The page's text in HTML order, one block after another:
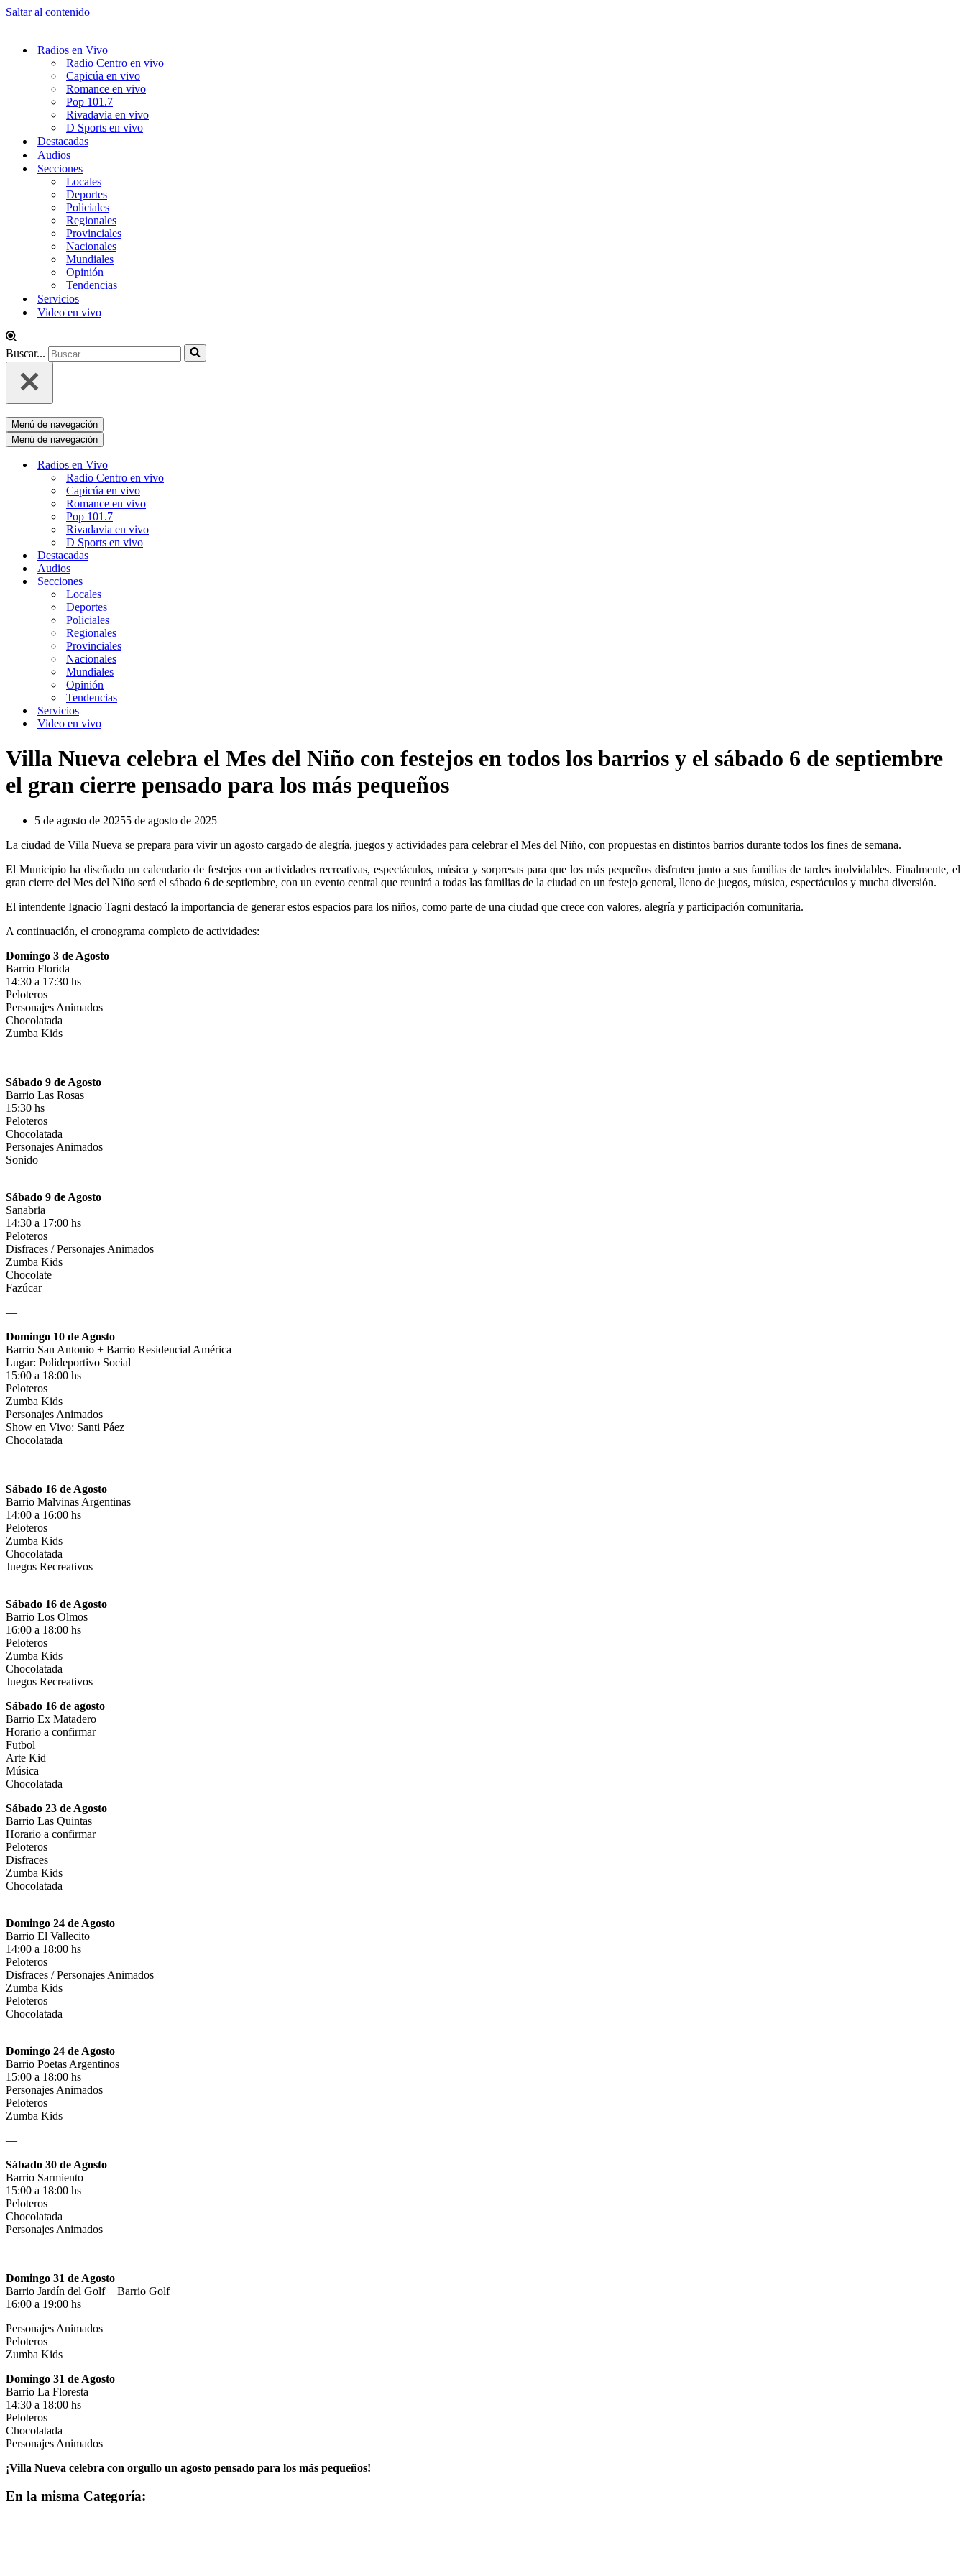
Saltar al contenido
Radios en Vivo
Radio Centro en vivo
Capicúa en vivo
Romance en vivo
Pop 101.7
Rivadavia en vivo
D Sports en vivo
Destacadas
Audios
Secciones
Locales
Deportes
Policiales
Regionales
Provinciales
Nacionales
Mundiales
Opinión
Tendencias
Servicios
Video en vivo
Buscar...
Menú de navegación
Menú de navegación
Radios en Vivo
Radio Centro en vivo
Capicúa en vivo
Romance en vivo
Pop 101.7
Rivadavia en vivo
D Sports en vivo
Destacadas
Audios
Secciones
Locales
Deportes
Policiales
Regionales
Provinciales
Nacionales
Mundiales
Opinión
Tendencias
Servicios
Video en vivo
Villa Nueva celebra el Mes del Niño con festejos en todos los barrios y el sábado 6 de septiembre
el gran cierre pensado para los más pequeños
5 de agosto de 20255 de agosto de 2025
La ciudad de Villa Nueva se prepara para vivir un agosto cargado de alegría, juegos y actividades para celebrar el Mes del Niño, con propuestas en distintos barrios durante todos los fines de semana.
El Municipio ha diseñado un calendario de festejos con actividades recreativas, espectáculos, música y sorpresas para que los más pequeños disfruten junto a sus familias de tardes inolvidables. Finalmente, el
gran cierre del Mes del Niño será el sábado 6 de septiembre, con un evento central que reunirá a todas las familias de la ciudad en un festejo general, lleno de juegos, música, espectáculos y mucha diversión.
El intendente Ignacio Tagni destacó la importancia de generar estos espacios para los niños, como parte de una ciudad que crece con valores, alegría y participación comunitaria.
A continuación, el cronograma completo de actividades:
Domingo 3 de Agosto
Barrio Florida
14:30 a 17:30 hs
Peloteros
Personajes Animados
Chocolatada
Zumba Kids
—
Sábado 9 de Agosto
Barrio Las Rosas
15:30 hs
Peloteros
Chocolatada
Personajes Animados
Sonido
—
Sábado 9 de Agosto
Sanabria
14:30 a 17:00 hs
Peloteros
Disfraces / Personajes Animados
Zumba Kids
Chocolate
Fazúcar
—
Domingo 10 de Agosto
Barrio San Antonio + Barrio Residencial América
Lugar: Polideportivo Social
15:00 a 18:00 hs
Peloteros
Zumba Kids
Personajes Animados
Show en Vivo: Santi Páez
Chocolatada
—
Sábado 16 de Agosto
Barrio Malvinas Argentinas
14:00 a 16:00 hs
Peloteros
Zumba Kids
Chocolatada
Juegos Recreativos
—
Sábado 16 de Agosto
Barrio Los Olmos
16:00 a 18:00 hs
Peloteros
Zumba Kids
Chocolatada
Juegos Recreativos
Sábado 16 de agosto
Barrio Ex Matadero
Horario a confirmar
Futbol
Arte Kid
Música
Chocolatada—
Sábado 23 de Agosto
Barrio Las Quintas
Horario a confirmar
Peloteros
Disfraces
Zumba Kids
Chocolatada
—
Domingo 24 de Agosto
Barrio El Vallecito
14:00 a 18:00 hs
Peloteros
Disfraces / Personajes Animados
Zumba Kids
Peloteros
Chocolatada
—
Domingo 24 de Agosto
Barrio Poetas Argentinos
15:00 a 18:00 hs
Personajes Animados
Peloteros
Zumba Kids
—
Sábado 30 de Agosto
Barrio Sarmiento
15:00 a 18:00 hs
Peloteros
Chocolatada
Personajes Animados
—
Domingo 31 de Agosto
Barrio Jardín del Golf + Barrio Golf
16:00 a 19:00 hs
Personajes Animados
Peloteros
Zumba Kids
Domingo 31 de Agosto
Barrio La Floresta
14:30 a 18:00 hs
Peloteros
Chocolatada
Personajes Animados
¡Villa Nueva celebra con orgullo un agosto pensado para los más pequeños!
En la misma Categoría: